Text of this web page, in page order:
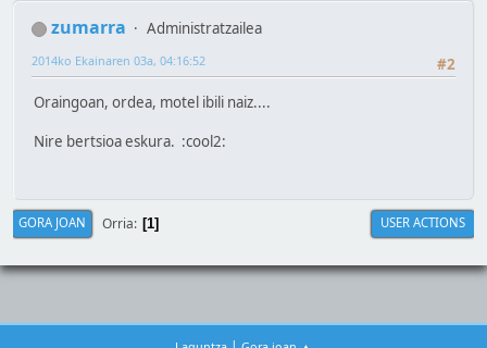
zumarra
Administratzailea
#2
2014ko Ekainaren 03a, 04:16:52
Oraingoan, ordea, motel ibili naiz....
Nire bertsioa eskura. :cool2:
GORA JOAN Orria 1 USER ACTIONS